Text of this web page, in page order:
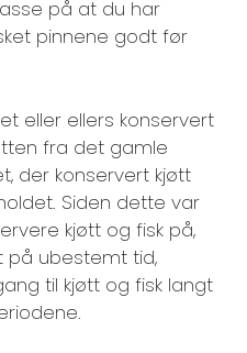
på at du har
pinnene godt før
eller ellers konservert
fra det gamle
der konservert kjøtt
Siden dette var
kjøtt og fisk på,
på ubestemt tid,
til kjøtt og fisk langt